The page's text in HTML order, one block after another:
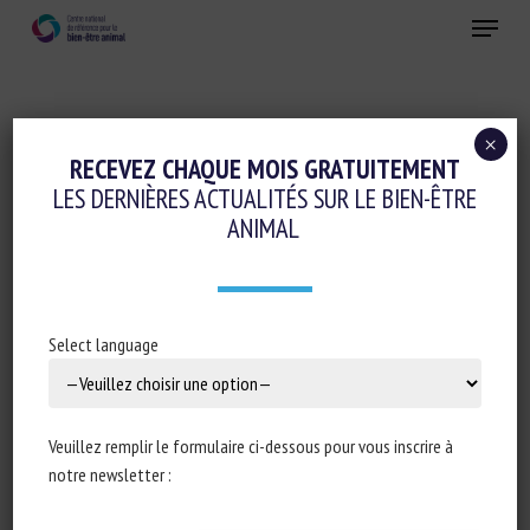
Menu
Conduite d'élevage et relations humain-animal
Réglementation
POUR LA COUPE SYSTÉMATIQUE DE LA
22 août 2023
RECEVEZ CHAQUE MOIS GRATUITEMENT
LES DERNIÈRES ACTUALITÉS SUR LE BIEN-ÊTRE
ANIMAL
Select language
Veuillez remplir le formulaire ci-dessous pour vous inscrire à
notre newsletter :
×